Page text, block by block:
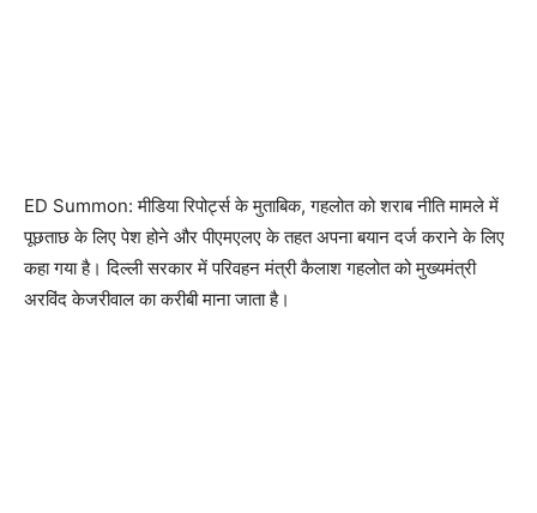
ED Summon: मीडिया रिपोर्ट्स के मुताबिक, गहलोत को शराब नीति मामले में
पूछताछ के लिए पेश होने और पीएमएलए के तहत अपना बयान दर्ज कराने के लिए
कहा गया है। दिल्ली सरकार में परिवहन मंत्री कैलाश गहलोत को मुख्यमंत्री
अरविंद केजरीवाल का करीबी माना जाता है।